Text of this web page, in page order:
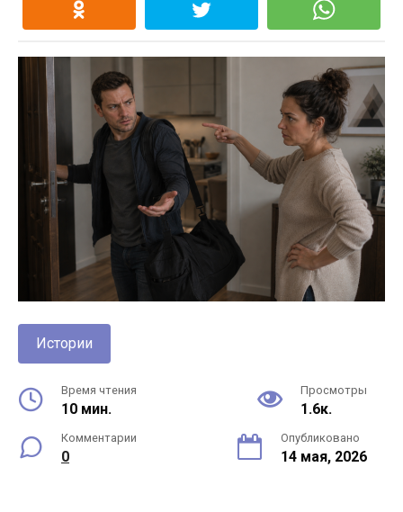
Истории
Время чтения
10 мин.
Просмотры
1.6к.
Комментарии
0
Опубликовано
14 мая, 2026